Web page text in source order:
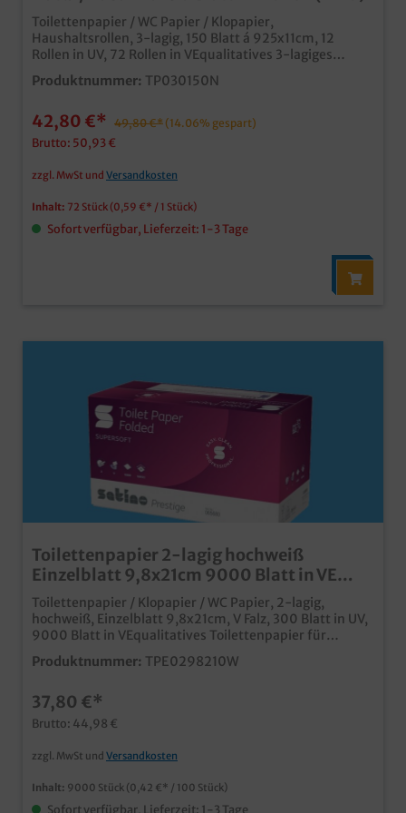
Toilettenpapier / WC Papier / Klopapier,
Haushaltsrollen, 3-lagig, 150 Blatt á 925x11cm, 12
Rollen in UV, 72 Rollen in VEqualitatives 3-lagiges
Toilettenpapiersaugstark und angenehm zur
HausHavanna Farbgebung als Alternative zum üblichen
Großverbraucherpack
Produktnummer: TP030150N
42,80 €* 49,80 €* (14.06% gespart)
Brutto: 50,93 €
zzgl. MwSt und Versandkosten
Inhalt: 72 Stück (0,59 €* / 1 Stück)
Sofort verfügbar, Lieferzeit: 1-3 Tage
Toilettenpapier 2-lagig hochweiß
Einzelblatt 9,8x21cm 9000 Blatt in VE
(30x300)
Toilettenpapier / Klopapier / WC Papier, 2-lagig,
hochweiß, Einzelblatt 9,8x21cm, V Falz, 300 Blatt in UV,
9000 Blatt in VEqualitatives Toilettenpapier für
Einzelblattspender2-lagige Qualität in
hochweißhergestellt in Deutschlandgünstiger
Produktnummer: TPE0298210W
37,80 €*
Brutto: 44,98 €
zzgl. MwSt und Versandkosten
Inhalt: 9000 Stück (0,42 €* / 100 Stück)
Sofort verfügbar, Lieferzeit: 1-3 Tage